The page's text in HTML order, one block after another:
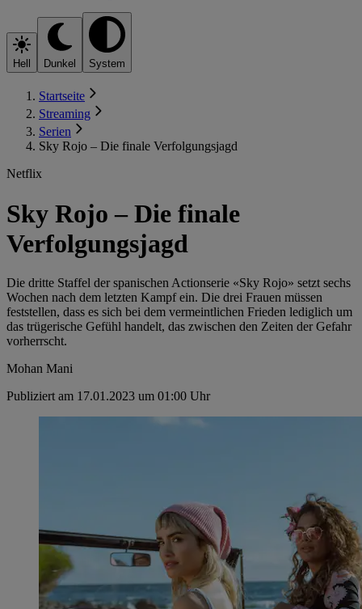
Hell Dunkel System
Startseite
Streaming
Serien
Sky Rojo – Die finale Verfolgungsjagd
Netflix
Sky Rojo – Die finale
Verfolgungsjagd
Die dritte Staffel der spanischen Actionserie «Sky Rojo» setzt sechs
Wochen nach dem letzten Kampf ein. Die drei Frauen müssen
feststellen, dass es sich bei dem vermeintlichen Frieden lediglich um
das trügerische Gefühl handelt, das zwischen den Zeiten der Gefahr
vorherrscht.
Mohan Mani
Publiziert am 17.01.2023 um 01:00 Uhr